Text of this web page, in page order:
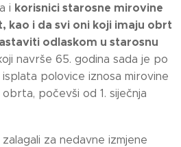
i korisnici starosne mirovine
i da svi oni koji imaju obrt
odlaskom u starosnu
navrše 65. godina sada je po
polovice iznosa mirovine
počevši od 1. siječnja
za nedavne izmjene